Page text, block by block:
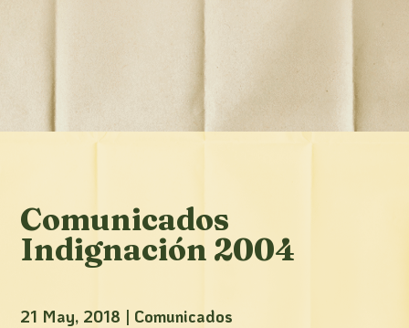
Comunicados
Indignación 2004
21 May, 2018 | Comunicados